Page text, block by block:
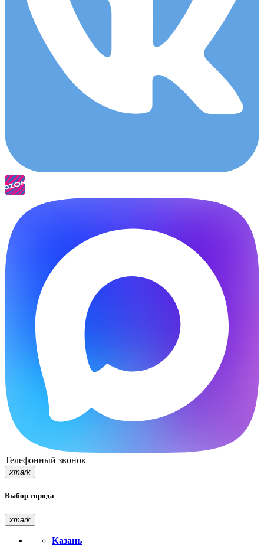
Телефонный звонок
xmark
Выбор города
xmark
Казань